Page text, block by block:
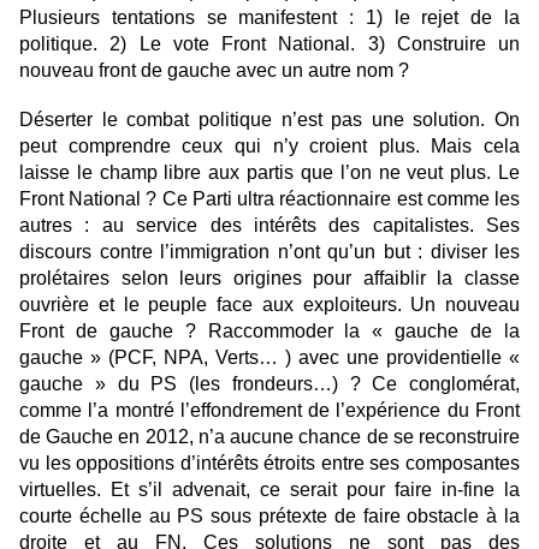
Plusieurs tentations se manifestent : 1) le rejet de la
politique. 2) Le vote Front National. 3) Construire un
nouveau front de gauche avec un autre nom ?
Déserter le combat politique n’est pas une solution. On
peut comprendre ceux qui n’y croient plus. Mais cela
laisse le champ libre aux partis que l’on ne veut plus. Le
Front National ? Ce Parti ultra réactionnaire est comme les
autres : au service des intérêts des capitalistes. Ses
discours contre l’immigration n’ont qu’un but : diviser les
prolétaires selon leurs origines pour affaiblir la classe
ouvrière et le peuple face aux exploiteurs. Un nouveau
Front de gauche ? Raccommoder la « gauche de la
gauche » (PCF, NPA, Verts… ) avec une providentielle «
gauche » du PS (les frondeurs…) ? Ce conglomérat,
comme l’a montré l’effondrement de l’expérience du Front
de Gauche en 2012, n’a aucune chance de se reconstruire
vu les oppositions d’intérêts étroits entre ses composantes
virtuelles. Et s’il advenait, ce serait pour faire in-fine la
courte échelle au PS sous prétexte de faire obstacle à la
droite et au FN. Ces solutions ne sont pas des